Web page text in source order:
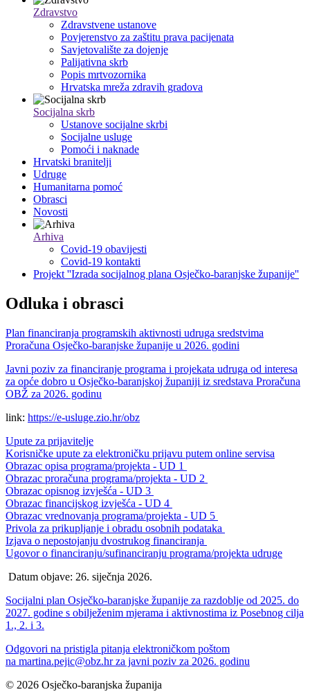
Zdravstvo
Zdravstvene ustanove
Povjerenstvo za zaštitu prava pacijenata
Savjetovalište za dojenje
Palijativna skrb
Popis mrtvozornika
Hrvatska mreža zdravih gradova
Socijalna skrb
Ustanove socijalne skrbi
Socijalne usluge
Pomoći i naknade
Hrvatski branitelji
Udruge
Humanitarna pomoć
Obrasci
Novosti
Arhiva
Covid-19 obavijesti
Covid-19 kontakti
Projekt ''Izrada socijalnog plana Osječko-baranjske županije''
Odluka i obrasci
Plan financiranja programskih aktivnosti udruga sredstvima
Proračuna Osječko-baranjske županije u 2026. godini
Javni poziv za financiranje programa i projekata udruga od interesa
za opće dobro u Osječko-baranjskoj županiji iz sredstava Proračuna
OBŽ za 2026. godinu
link: https://e-usluge.zio.hr/obz
Upute za prijavitelje
Korisničke upute za elektroničku prijavu putem online servisa
Obrazac opisa programa/projekta - UD 1
Obrazac proračuna programa/projekta - UD 2
Obrazac opisnog izvješća - UD 3
Obrazac financijskog izvješća - UD 4
Obrazac vrednovanja programa/projekta - UD 5
Privola za prikupljanje i obradu osobnih podataka
Izjava o nepostojanju dvostrukog financiranja
Ugovor o financiranju/sufinanciranju programa/projekta udruge
Datum objave: 26. siječnja 2026.
Socijalni plan Osječko-baranjske županije za razdoblje od 2025. do
2027. godine s obilježenim mjerama i aktivnostima iz Posebnog cilja
1., 2. i 3.
Odgovori na pristigla pitanja elektroničkom poštom
na martina.pejic@obz.hrza javni poziv za 2026. godinu
© 2026 Osječko-baranjska županija